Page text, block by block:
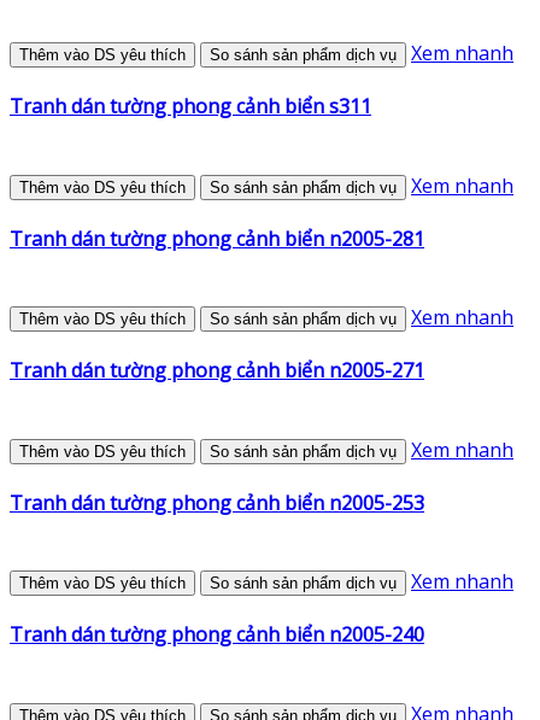
Thêm vào DS yêu thích So sánh sản phẩm dịch vụ Xem nhanh
Tranh dán tường phong cảnh biển s311
Thêm vào DS yêu thích So sánh sản phẩm dịch vụ Xem nhanh
Tranh dán tường phong cảnh biển n2005-281
Thêm vào DS yêu thích So sánh sản phẩm dịch vụ Xem nhanh
Tranh dán tường phong cảnh biển n2005-271
Thêm vào DS yêu thích So sánh sản phẩm dịch vụ Xem nhanh
Tranh dán tường phong cảnh biển n2005-253
Thêm vào DS yêu thích So sánh sản phẩm dịch vụ Xem nhanh
Tranh dán tường phong cảnh biển n2005-240
Thêm vào DS yêu thích So sánh sản phẩm dịch vụ Xem nhanh